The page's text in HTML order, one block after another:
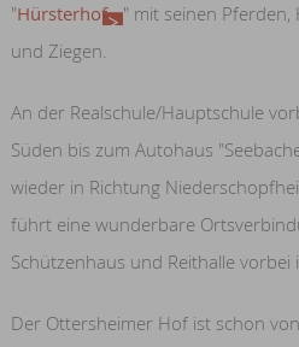
"Hürsterhof
" mit seinen
und Ziegen.
An der Realschule/Hauptschule
Süden bis zum Autohaus
wieder in Richtung
führt eine wunderbare
Schützenhaus und Reithalle vorbei
Der Ottersheimer Hof ist schon